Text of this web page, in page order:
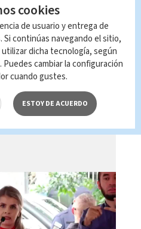
niega ser
críticas de
cookies
de usuario y entrega de
continúas navegando el sitio,
dicha tecnología, según
. Puedes cambiar la configuración
cuando gustes.
ESTOY DE ACUERDO